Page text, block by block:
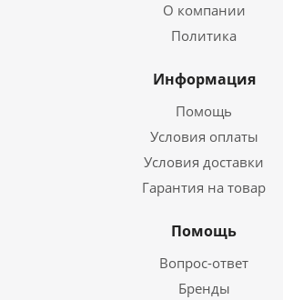
О компании
Политика
Информация
Помощь
Условия оплаты
Условия доставки
Гарантия на товар
Помощь
Вопрос-ответ
Бренды